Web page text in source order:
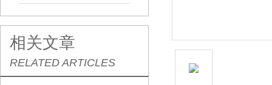
相关文章
RELATED ARTICLES